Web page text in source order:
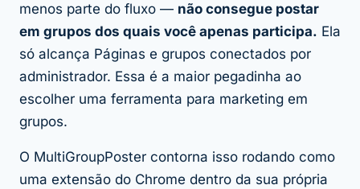
menos parte do fluxo — não consegue postar
em grupos dos quais você apenas participa. Ela
só alcança Páginas e grupos conectados por
administrador. Essa é a maior pegadinha ao
escolher uma ferramenta para marketing em
grupos.
O MultiGroupPoster contorna isso rodando como
uma extensão do Chrome dentro da sua própria